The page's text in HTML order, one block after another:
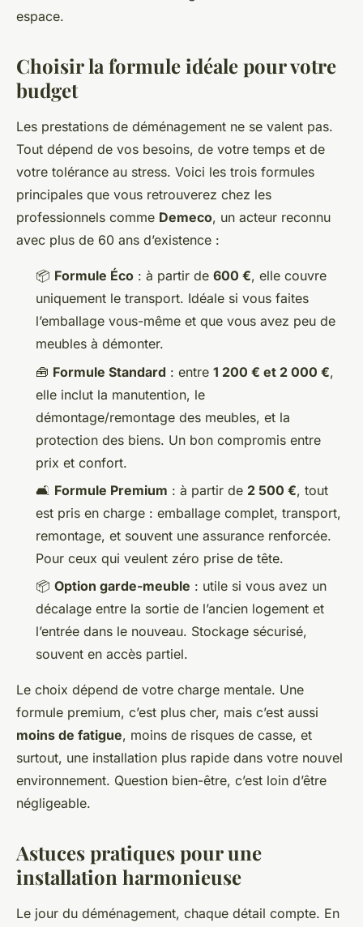
espace.
Choisir la formule idéale pour votre
budget
Les prestations de déménagement ne se valent pas.
Tout dépend de vos besoins, de votre temps et de
votre tolérance au stress. Voici les trois formules
principales que vous retrouverez chez les
professionnels comme Demeco, un acteur reconnu
avec plus de 60 ans d’existence :
📦 Formule Éco : à partir de 600 €, elle couvre
uniquement le transport. Idéale si vous faites
l’emballage vous-même et que vous avez peu de
meubles à démonter.
🧰 Formule Standard : entre 1 200 € et 2 000 €,
elle inclut la manutention, le
démontage/remontage des meubles, et la
protection des biens. Un bon compromis entre
prix et confort.
🛋️ Formule Premium : à partir de 2 500 €, tout
est pris en charge : emballage complet, transport,
remontage, et souvent une assurance renforcée.
Pour ceux qui veulent zéro prise de tête.
📦 Option garde-meuble : utile si vous avez un
décalage entre la sortie de l’ancien logement et
l’entrée dans le nouveau. Stockage sécurisé,
souvent en accès partiel.
Le choix dépend de votre charge mentale. Une
formule premium, c’est plus cher, mais c’est aussi
moins de fatigue, moins de risques de casse, et
surtout, une installation plus rapide dans votre nouvel
environnement. Question bien-être, c’est loin d’être
négligeable.
Astuces pratiques pour une
installation harmonieuse
Le jour du déménagement, chaque détail compte. En